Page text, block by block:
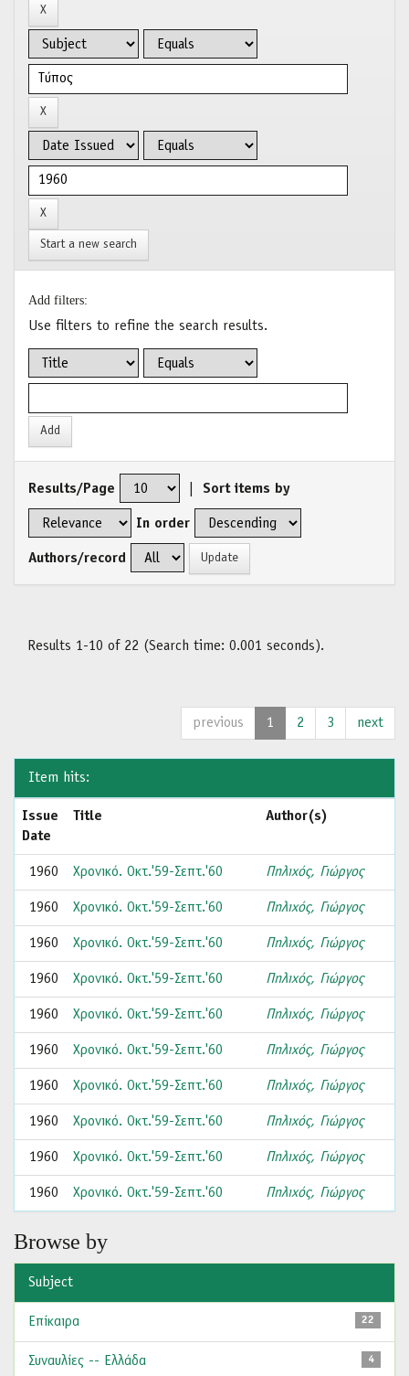
Start a new search
Add filters:
Use filters to refine the search results.
Results/Page Sort items by
In order
Authors/record
Results 1-10 of 22 (Search time: 0.001 seconds).
previous 1 2 3 next
Item hits:
Issue
Date
Title Author(s)
1960 Χρονικό. Οκτ.'59-Σεπτ.'60 Πηλιχός, Γιώργος
1960 Χρονικό. Οκτ.'59-Σεπτ.'60 Πηλιχός, Γιώργος
1960 Χρονικό. Οκτ.'59-Σεπτ.'60 Πηλιχός, Γιώργος
1960 Χρονικό. Οκτ.'59-Σεπτ.'60 Πηλιχός, Γιώργος
1960 Χρονικό. Οκτ.'59-Σεπτ.'60 Πηλιχός, Γιώργος
1960 Χρονικό. Οκτ.'59-Σεπτ.'60 Πηλιχός, Γιώργος
1960 Χρονικό. Οκτ.'59-Σεπτ.'60 Πηλιχός, Γιώργος
1960 Χρονικό. Οκτ.'59-Σεπτ.'60 Πηλιχός, Γιώργος
1960 Χρονικό. Οκτ.'59-Σεπτ.'60 Πηλιχός, Γιώργος
1960 Χρονικό. Οκτ.'59-Σεπτ.'60 Πηλιχός, Γιώργος
Browse by
Subject
22
Επίκαιρα
4
Συναυλίες -- Ελλάδα